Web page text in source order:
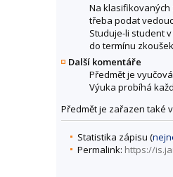
Na klasifikovaných
třeba podat
Studuje-li student
do termínu
Další komentáře
Předmět je
Výuka probíhá
Předmět je zařazen také
Statistika zápisu (
Permalink: https://